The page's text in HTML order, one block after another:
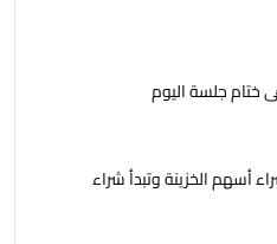
ختام جلسة اليوم
أسهم الخزينة وتبدأ شراء